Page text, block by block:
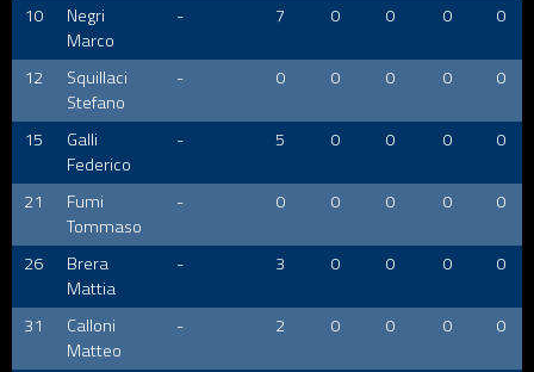
10
Negri
Marco
- 7 0 0 0 0
12
Squillaci
Stefano
- 0 0 0 0 0
15
Galli
Federico
- 5 0 0 0 0
21
Fumi
Tommaso
- 0 0 0 0 0
26
Brera
Mattia
- 3 0 0 0 0
31
Calloni
Matteo
- 2 0 0 0 0